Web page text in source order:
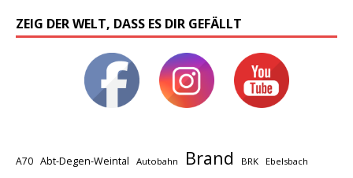
ZEIG DER WELT, DASS ES DIR GEFÄLLT
A70 Abt-Degen-Weintal Autobahn Brand BRK Ebelsbach